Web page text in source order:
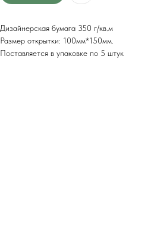
Дизайнерская бумага 350 г/кв.м
Размер открытки: 100мм*150мм.
Поставляется в упаковке по 5 штук